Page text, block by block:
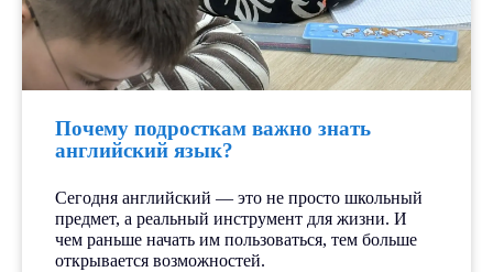
Почему подросткам важно знать
английский язык?
Сегодня английский — это не просто школьный
предмет, а реальный инструмент для жизни. И
чем раньше начать им пользоваться, тем больше
открывается возможностей.